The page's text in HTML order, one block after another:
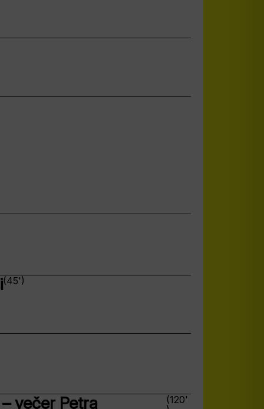
(45')
večer Petra
(120'